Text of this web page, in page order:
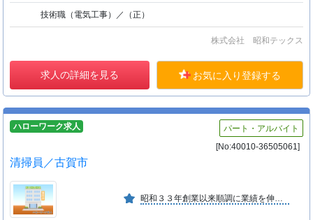
技術職（電気工事）／（正）
株式会社 昭和テックス
求人の詳細を見る お気に入り登録する
ハローワーク求人
パート・アルバイト
[No:40010-36505061]
清掃員／古賀市
昭和３３年創業以来順調に業績を伸ばし、天神を中心としたオフィスビルの他福岡市周辺地域にも活動範囲が拡大中。生活環境保全事業者として、ますます事業の重要性が増している。